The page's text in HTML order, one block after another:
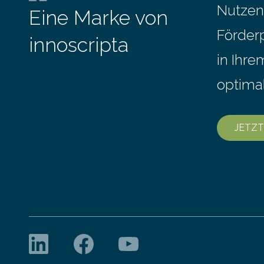
Auftrag kann das Umrüsten…
Messe
Eine Marke von
innoscripta
in